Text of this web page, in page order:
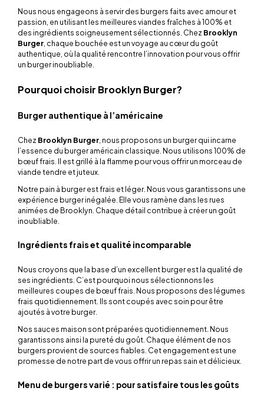
Nous nous engageons à servir des burgers faits avec amour et
passion, en utilisant les meilleures viandes fraîches à 100% et
des ingrédients soigneusement sélectionnés. Chez Brooklyn
Burger, chaque bouchée est un voyage au cœur du goût
authentique, où la qualité rencontre l’innovation pour vous offrir
un burger inoubliable.
Pourquoi choisir Brooklyn Burger?
Burger authentique à l’américaine
Chez Brooklyn Burger, nous proposons un burger qui incarne
l’essence du burger américain classique. Nous utilisons 100% de
bœuf frais. Il est grillé à la flamme pour vous offrir un morceau de
viande tendre et juteux.
Notre pain à burger est frais et léger. Nous vous garantissons une
expérience burger inégalée. Elle vous ramène dans les rues
animées de Brooklyn. Chaque détail contribue à créer un goût
inoubliable.
Ingrédients frais et qualité incomparable
Nous croyons que la base d’un excellent burger est la qualité de
ses ingrédients. C’est pourquoi nous sélectionnons les
meilleures coupes de bœuf frais. Nous proposons des légumes
frais quotidiennement. Ils sont coupés avec soin pour être
ajoutés à votre burger.
Nos sauces maison sont préparées quotidiennement. Nous
garantissons ainsi la pureté du goût. Chaque élément de nos
burgers provient de sources fiables. Cet engagement est une
promesse de notre part de vous offrir un repas sain et délicieux.
Menu de burgers varié : pour satisfaire tous les goûts